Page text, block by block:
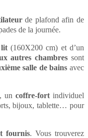
de plafond afin de
de la journée.
(160X200 cm) et d’un
autres chambres sont
salle de bains avec
un coffre-fortindividuel
bijoux, tablette… pour
fournis. Vous trouverez